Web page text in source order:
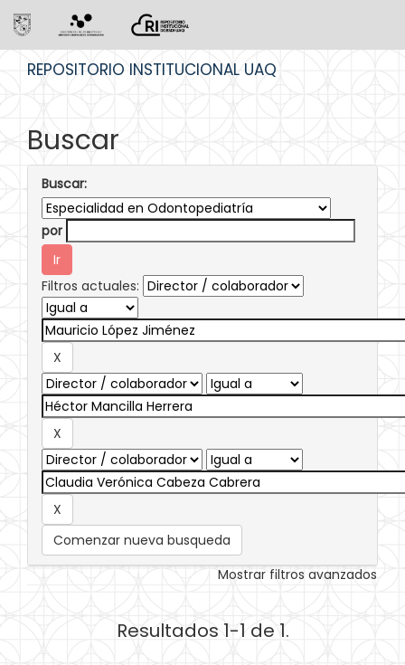
REPOSITORIO INSTITUCIONAL UAQ
Buscar
Buscar:
por
Filtros actuales:
Comenzar nueva busqueda
Mostrar filtros avanzados
Resultados 1-1 de 1.